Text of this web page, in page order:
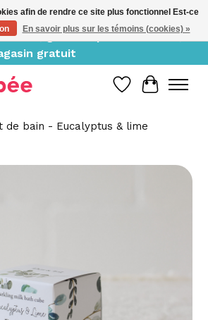
de 10$, gratuite pour 150$ et +;
gratuit
Liste de
Panier
de bain - Eucalyptus & lime
Items
afin de rendre ce site plus fonctionnel Est-ce
En savoir plus sur les témoins (cookies) »